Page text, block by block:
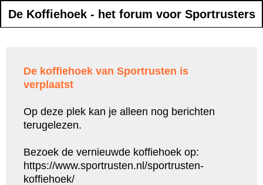
De Koffiehoek - het forum voor Sportrusters
De koffiehoek van Sportrusten is
verplaatst
Op deze plek kan je alleen nog berichten
terugelezen.
Bezoek de vernieuwde koffiehoek op:
https://www.sportrusten.nl/sportrusten-
koffiehoek/